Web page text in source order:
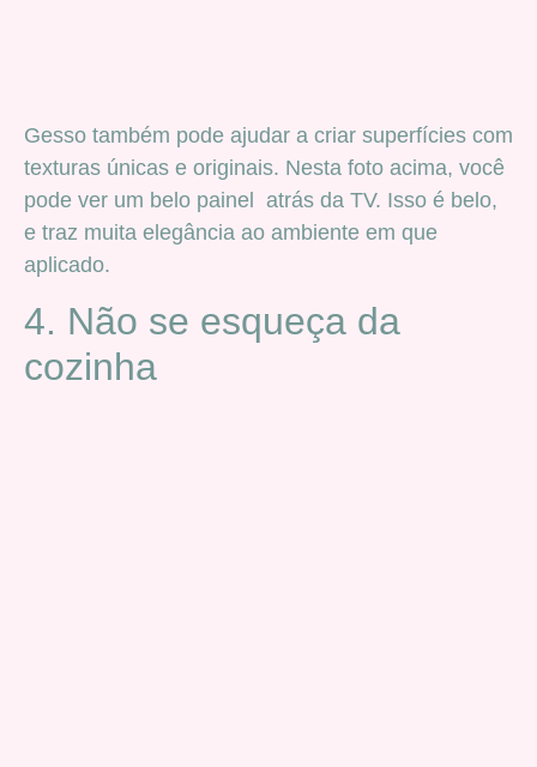
Gesso também pode ajudar a criar superfícies com
texturas únicas e originais. Nesta foto acima, você
pode ver um belo painel atrás da TV. Isso é belo,
e traz muita elegância ao ambiente em que
aplicado.
4. Não se esqueça da
cozinha